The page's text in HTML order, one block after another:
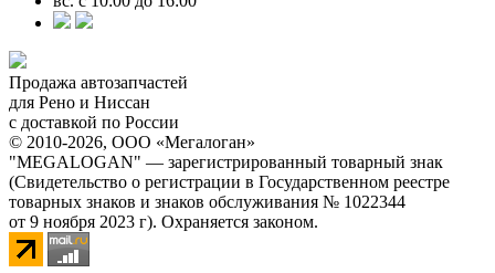
Продажа автозапчастей
для Рено и Ниссан
с доставкой по России
© 2010-2026, ООО «Мегалоган»
"MEGALOGAN" — зарегистрированный товарный знак
(Свидетельство о регистрации в Государственном реестре
товарных знаков и знаков обслуживания № 1022344
от 9 ноября 2023 г). Охраняется законом.